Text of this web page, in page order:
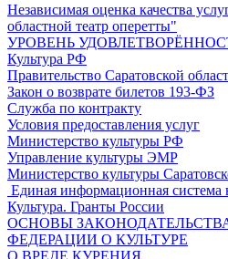
Независимая оценка качества
областной театр оперетты"
УРОВЕНЬ
Культура РФ
Правительство Саратовской
Закон о возврате билетов 193-ФЗ
Служба по контракту
Условия предоставления услуг
Министерство культуры РФ
Управление культуры ЭМР
Министерство культуры
Единая информационная система
Культура. Гранты России
ОСНОВЫ
ФЕДЕРАЦИИ О КУЛЬТУРЕ
О ВРЕДЕ КУРЕНИЯ